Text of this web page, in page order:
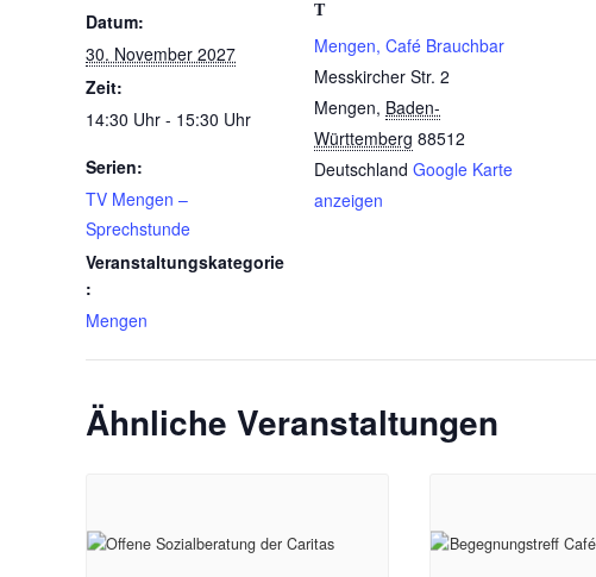
Datum:
30. November 2027
Zeit:
14:30 Uhr - 15:30 Uhr
Serien:
TV Mengen –
Sprechstunde
Veranstaltungskategorie
:
Mengen
T
Mengen, Café Brauchbar
Messkircher Str. 2
Mengen, Baden-
Württemberg 88512
Deutschland Google Karte
anzeigen
Ähnliche Veranstaltungen